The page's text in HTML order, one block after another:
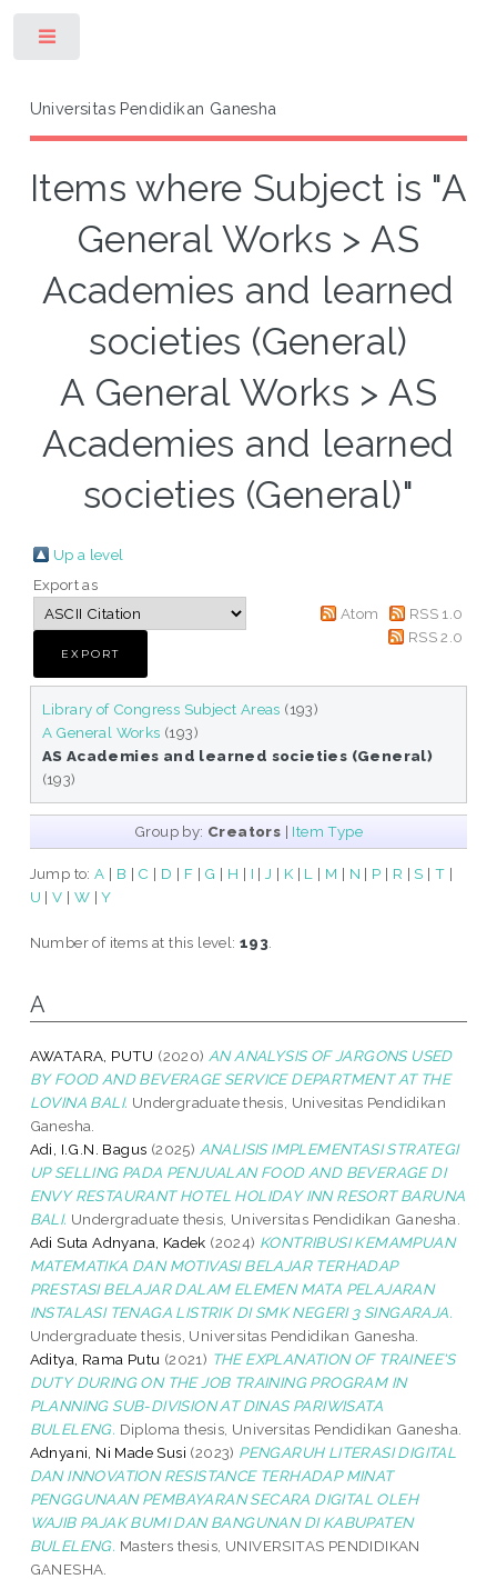
Universitas Pendidikan Ganesha
Items where Subject is "A
General Works > AS
Academies and learned
societies (General)
A General Works > AS
Academies and learned
societies (General)"
Up a level
Export as
Atom
RSS 1.0
RSS 2.0
Library of Congress Subject Areas (193)
A General Works (193)
AS Academies and learned societies (General)
(193)
Group by: Creators | Item Type
Jump to:A | B | C | D | F | G | H | I | J | K | L | M | N | P | R | S |T |
U |V | W |Y
Number of items at this level:193
A
AWATARA, PUTU (2020) AN ANALYSIS OF JARGONS USED
BY FOOD AND BEVERAGE SERVICE DEPARTMENT AT THE
LOVINA BALI. Undergraduate thesis, Univesitas Pendidikan
Ganesha.
Adi, I.G.N. Bagus (2025) ANALISIS IMPLEMENTASI STRATEGI
UP SELLING PADA PENJUALAN FOOD AND BEVERAGE DI
ENVY RESTAURANT HOTEL HOLIDAY INN RESORT BARUNA
BALI. Undergraduate thesis, Universitas Pendidikan Ganesha.
Adi Suta Adnyana, Kadek (2024) KONTRIBUSI KEMAMPUAN
MATEMATIKA DAN MOTIVASI BELAJAR TERHADAP
PRESTASI BELAJAR DALAM ELEMEN MATA PELAJARAN
INSTALASI TENAGA LISTRIK DI SMK NEGERI 3 SINGARAJA.
Undergraduate thesis, Universitas Pendidikan Ganesha.
Aditya, Rama Putu (2021) THE EXPLANATION OF TRAINEE'S
DUTY DURING ON THE JOB TRAINING PROGRAM IN
PLANNING SUB-DIVISION AT DINAS PARIWISATA
BULELENG. Diploma thesis, Universitas Pendidikan Ganesha.
Adnyani, Ni Made Susi (2023) PENGARUH LITERASI DIGITAL
DAN INNOVATION RESISTANCE TERHADAP MINAT
PENGGUNAAN PEMBAYARAN SECARA DIGITAL OLEH
WAJIB PAJAK BUMI DAN BANGUNAN DI KABUPATEN
BULELENG. Masters thesis, UNIVERSITAS PENDIDIKAN
GANESHA.